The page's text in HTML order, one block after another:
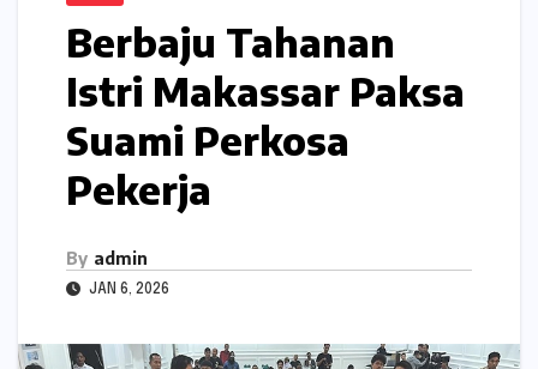
Berbaju Tahanan
Istri Makassar Paksa
Suami Perkosa
Pekerja
By admin
JAN 6, 2026